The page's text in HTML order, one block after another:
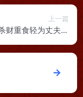
上一篇
财重食轻为丈夫还
，夫妻本是同船渡